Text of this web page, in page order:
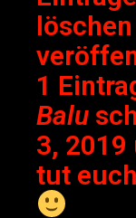
1
Balu
3, 2019
tut